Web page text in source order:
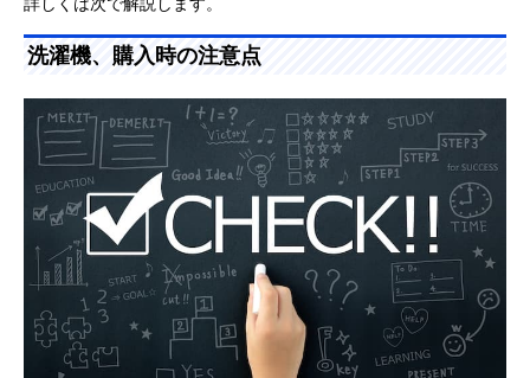
洗濯機、購入時の注意点